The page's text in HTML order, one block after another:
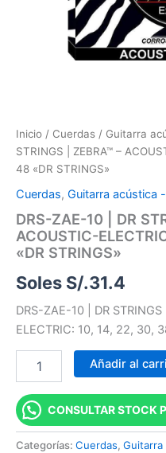
Inicio / Cuerdas / Guitarra
STRINGS | ZEBRA™ –
48 «DR STRINGS»
Cuerdas, Guitarra acústica
DRS-ZAE-10 | DR
ACOUSTIC-
«DR STRINGS»
Soles S/.31.4
DRS-ZAE-10 | DR
ELECTRIC: 10, 14, 22, 30,
Añadir al
CONSULTAR STOCK
Categorías: Cuerdas, Guitarra